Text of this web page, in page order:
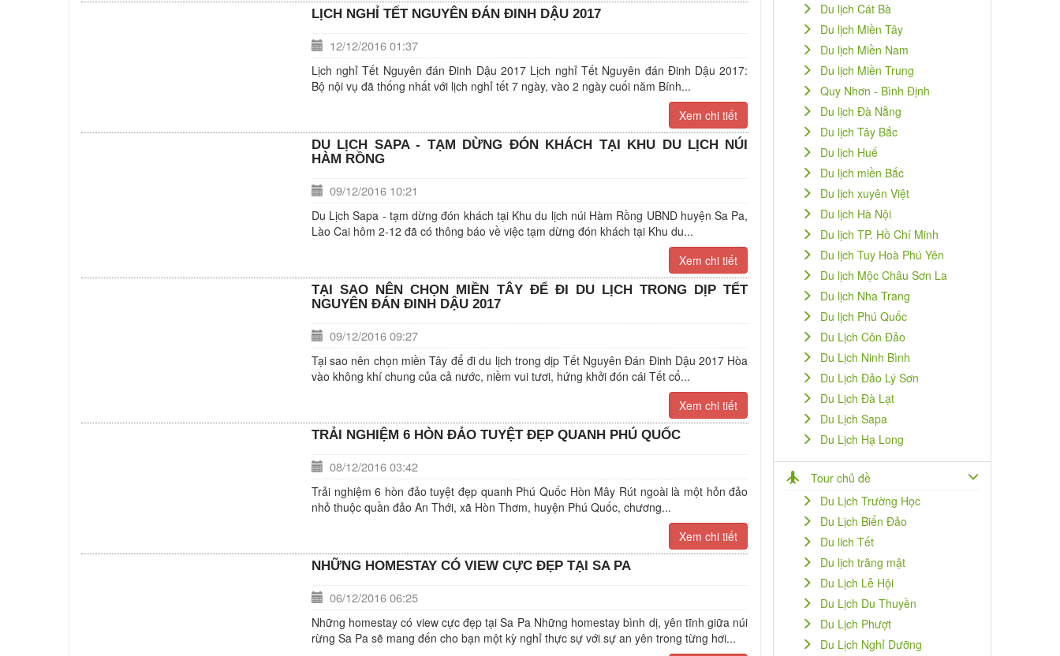
LỊCH NGHỈ TẾT NGUYÊN ĐÁN ĐINH DẬU 2017
12/12/2016 01:37
Lịch nghỉ Tết Nguyên đán Đinh Dậu 2017 Lịch nghỉ Tết Nguyên đán Đinh Dậu 2017:
Bộ nội vụ đã thống nhất với lịch nghỉ tết 7 ngày, vào 2 ngày cuối năm Bính...
Xem chi tiết
DU LỊCH SAPA - TẠM DỪNG ĐÓN KHÁCH TẠI KHU DU LỊCH NÚI
HÀM RỒNG
09/12/2016 10:21
Du Lịch Sapa - tạm dừng đón khách tại Khu du lịch núi Hàm Rồng UBND huyện Sa Pa,
Lào Cai hôm 2-12 đã có thông báo về việc tạm dừng đón khách tại Khu du...
Xem chi tiết
TẠI SAO NÊN CHỌN MIỀN TÂY ĐỂ ĐI DU LỊCH TRONG DỊP TẾT
NGUYÊN ĐÁN ĐINH DẬU 2017
09/12/2016 09:27
Tại sao nên chọn miền Tây để đi du lịch trong dịp Tết Nguyên Đán Đinh Dậu 2017 Hòa
vào không khí chung của cả nước, niềm vui tươi, hứng khởi đón cái Tết cổ...
Xem chi tiết
TRẢI NGHIỆM 6 HÒN ĐẢO TUYỆT ĐẸP QUANH PHÚ QUỐC
08/12/2016 03:42
Trải nghiệm 6 hòn đảo tuyệt đẹp quanh Phú Quốc Hòn Mây Rút ngoài là một hỏn đảo
nhỏ thuộc quần đảo An Thới, xã Hòn Thơm, huyện Phú Quốc, chương...
Xem chi tiết
NHỮNG HOMESTAY CÓ VIEW CỰC ĐẸP TẠI SA PA
06/12/2016 06:25
Những homestay có view cực đẹp tại Sa Pa Những homestay bình dị, yên tĩnh giữa núi
rừng Sa Pa sẽ mang đến cho bạn một kỳ nghỉ thực sự với sự an yên trong từng hơi...
Du lịch Cát Bà
Du lịch Miền Tây
Du lịch Miền Nam
Du lịch Miền Trung
Quy Nhơn - Bình Định
Du lịch Đà Nẵng
Du lịch Tây Bắc
Du lịch Huế
Du lịch miền Bắc
Du lịch xuyên Việt
Du lịch Hà Nội
Du lịch TP. Hồ Chí Minh
Du lịch Tuy Hoà Phú Yên
Du lịch Mộc Châu Sơn La
Du lịch Nha Trang
Du lịch Phú Quốc
Du Lịch Côn Đảo
Du Lịch Ninh Bình
Du Lịch Đảo Lý Sơn
Du Lịch Đà Lạt
Du Lịch Sapa
Du Lịch Hạ Long
Tour chủ đề
Du Lịch Trường Học
Du Lịch Biển Đảo
Du lich Tết
Du lịch trăng mật
Du Lịch Lễ Hội
Du Lịch Du Thuyền
Du Lịch Phượt
Du Lịch Nghỉ Dưỡng